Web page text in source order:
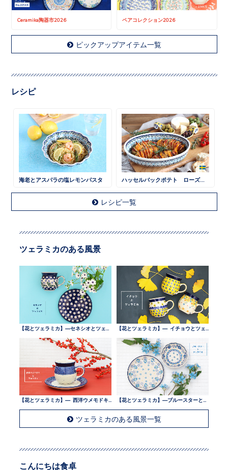
Ceramika陶器市2026 ペアコレクション2026
ピックアップアイテム一覧
レシピ
海老とアスパラの塩レモンパスタ ハッセルバックポテト ローズマリー風味
レシピ一覧
ツェラミカのある風景
ツェラミカのある風景一覧
こんにちは食卓